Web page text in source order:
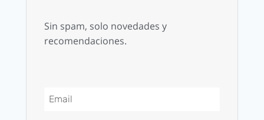
Sin spam, solo novedades y
recomendaciones.